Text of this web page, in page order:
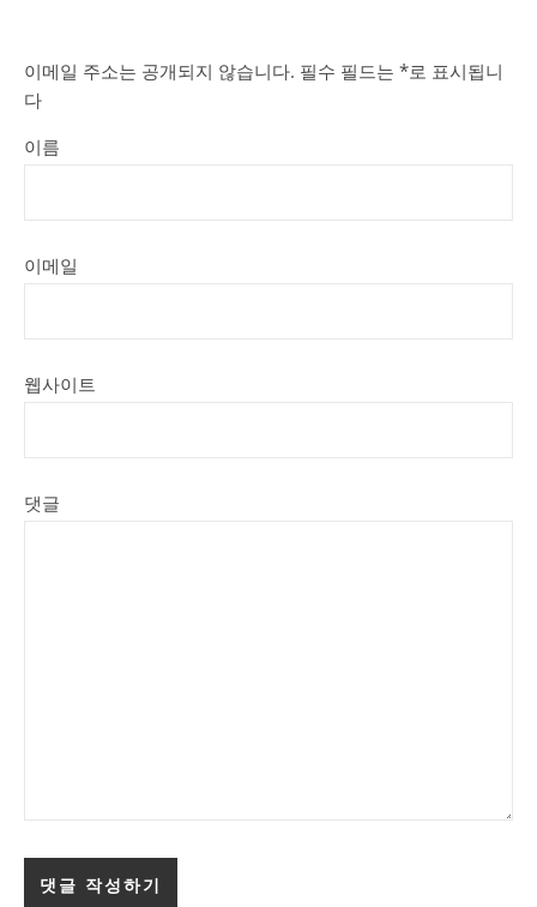
이메일 주소는 공개되지 않습니다. 필수 필드는 *로 표시됩니
다
이름
이메일
웹사이트
댓글